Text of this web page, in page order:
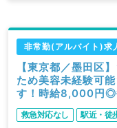
非常勤(アルバイト)求
【東京都／墨田区
ため美容未経験可
す！時給8,000円◎
お好きな曜日での
救急対応なし 駅近・徒